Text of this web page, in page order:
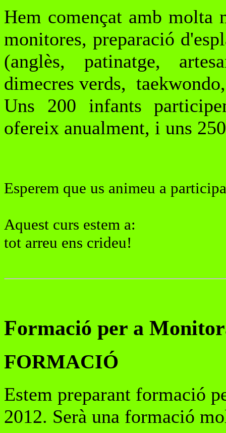
Hem començat amb
monitores, preparació
(anglès, patinatge,
dimecres verds,
Uns 200 infants
ofereix anualment, i uns
Esperem que us animeu a
Aquest curs estem a:
tot arreu ens crideu!
Formació per a
FORMACIÓ
Estem preparant formació
2012. Serà una formació